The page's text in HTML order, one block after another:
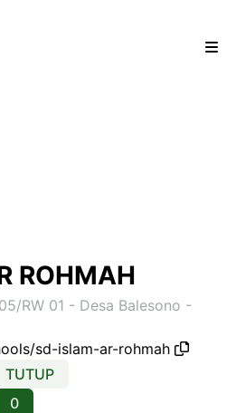
ROHMAH
RW 01 - Desa Balesono -
sd-islam-ar-rohmah
TUTUP
0